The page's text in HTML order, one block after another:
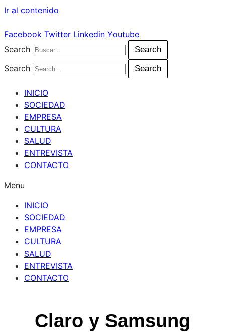
Ir al contenido
Facebook Twitter Linkedin Youtube
Search
Search
Search Search
INICIO
SOCIEDAD
EMPRESA
CULTURA
SALUD
ENTREVISTA
CONTACTO
Menu
INICIO
SOCIEDAD
EMPRESA
CULTURA
SALUD
ENTREVISTA
CONTACTO
Claro y Samsung